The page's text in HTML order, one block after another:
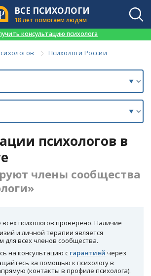
ВСЕ ПСИХОЛОГИ
18 лет помогаем людям
консультацию психолога
Психологи России
психологов в
члены сообщества
психологов проверено. Наличие
и личной терапии является
для всех членов сообщества.
на консультацию с гарантией через
за помощью к психологу в
(контакты в профиле психолога).